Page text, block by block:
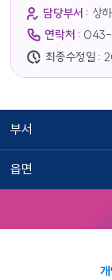
담당부서 : 상
연락처 :
최종수정일 :
부서
읍면